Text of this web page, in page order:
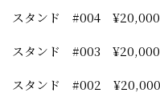
スタンド #004
スタンド #003
スタンド #002